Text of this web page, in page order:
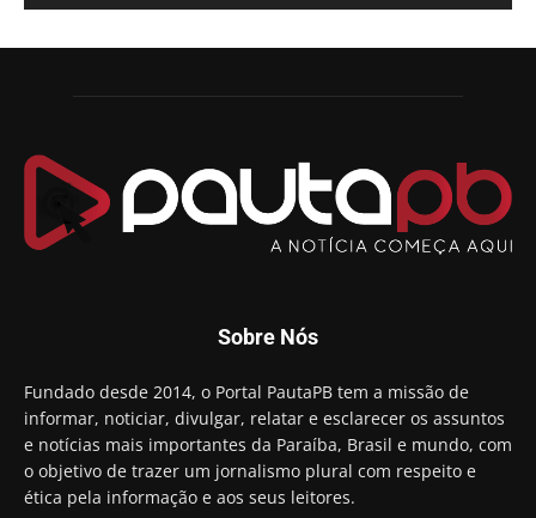
candidatura a governador da Paraíba
Chapa dos sonhos: Cícero agradece a Galdino,
Arthur Lira parabeniza Karla Pimentel por sua
reeleição em Conde
00:23
Aguinaldo Ribeiro destaca apoio do PP a Hugo
preso e faz vídeo na cadeia
Hugo Motta retira projeto que permitia bancos
"confiscar" dinheiro de clientes
01:49
Descaso da gestão Panta deixa crianças e
professoras 'ilhadas' em creche
00:16
Sobre Nós
Fundado desde 2014, o Portal PautaPB tem a missão de
informar, noticiar, divulgar, relatar e esclarecer os assuntos
e notícias mais importantes da Paraíba, Brasil e mundo, com
o objetivo de trazer um jornalismo plural com respeito e
ética pela informação e aos seus leitores.